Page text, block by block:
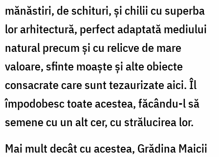
mănăstiri, de schituri, și chilii cu superba
lor arhitectură, perfect adaptată mediului
natural precum și cu relicve de mare
valoare, sfinte moaște și alte obiecte
consacrate care sunt tezaurizate aici. Îl
împodobesc toate acestea, făcându-l să
semene cu un alt cer, cu strălucirea lor.
Mai mult decât cu acestea, Grădina Maicii